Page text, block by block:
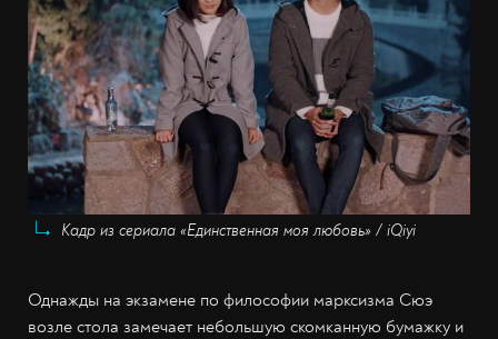
Кадр из сериала «Единственная моя любовь» / iQiyi
Однажды на экзамене по философии марксизма Сюэ
возле стола замечает небольшую скомканную бумажку и